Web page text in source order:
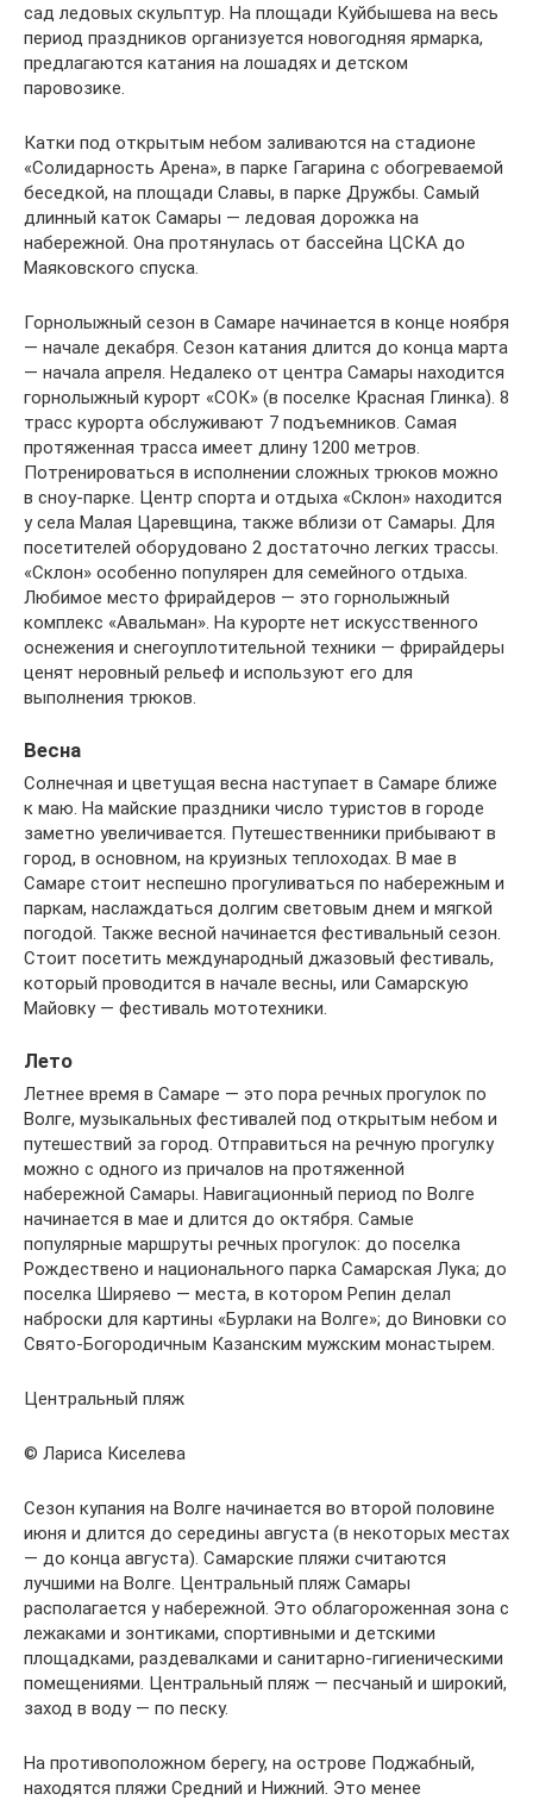
сад ледовых скульптур. На площади Куйбышева на весь
период праздников организуется новогодняя ярмарка,
предлагаются катания на лошадях и детском
паровозике.
Катки под открытым небом заливаются на стадионе
«Солидарность Арена», в парке Гагарина с обогреваемой
беседкой, на площади Славы, в парке Дружбы. Самый
длинный каток Самары — ледовая дорожка на
набережной. Она протянулась от бассейна ЦСКА до
Маяковского спуска.
Горнолыжный сезон в Самаре начинается в конце ноября
— начале декабря. Сезон катания длится до конца марта
— начала апреля. Недалеко от центра Самары находится
горнолыжный курорт «СОК» (в поселке Красная Глинка). 8
трасс курорта обслуживают 7 подъемников. Самая
протяженная трасса имеет длину 1200 метров.
Потренироваться в исполнении сложных трюков можно
в сноу-парке. Центр спорта и отдыха «Склон» находится
у села Малая Царевщина, также вблизи от Самары. Для
посетителей оборудовано 2 достаточно легких трассы.
«Склон» особенно популярен для семейного отдыха.
Любимое место фрирайдеров — это горнолыжный
комплекс «Авальман». На курорте нет искусственного
оснежения и снегоуплотительной техники — фрирайдеры
ценят неровный рельеф и используют его для
выполнения трюков.
Весна
Солнечная и цветущая весна наступает в Самаре ближе
к маю. На майские праздники число туристов в городе
заметно увеличивается. Путешественники прибывают в
город, в основном, на круизных теплоходах. В мае в
Самаре стоит неспешно прогуливаться по набережным и
паркам, наслаждаться долгим световым днем и мягкой
погодой. Также весной начинается фестивальный сезон.
Стоит посетить международный джазовый фестиваль,
который проводится в начале весны, или Самарскую
Майовку — фестиваль мототехники.
Лето
Летнее время в Самаре — это пора речных прогулок по
Волге, музыкальных фестивалей под открытым небом и
путешествий за город. Отправиться на речную прогулку
можно с одного из причалов на протяженной
набережной Самары. Навигационный период по Волге
начинается в мае и длится до октября. Самые
популярные маршруты речных прогулок: до поселка
Рождествено и национального парка Самарская Лука; до
поселка Ширяево — места, в котором Репин делал
наброски для картины «Бурлаки на Волге»; до Виновки со
Свято-Богородичным Казанским мужским монастырем.
Центральный пляж
© Лариса Киселева
Сезон купания на Волге начинается во второй половине
июня и длится до середины августа (в некоторых местах
— до конца августа). Самарские пляжи считаются
лучшими на Волге. Центральный пляж Самары
располагается у набережной. Это облагороженная зона с
лежаками и зонтиками, спортивными и детскими
площадками, раздевалками и санитарно-гигиеническими
помещениями. Центральный пляж — песчаный и широкий,
заход в воду — по песку.
На противоположном берегу, на острове Поджабный,
находятся пляжи Средний и Нижний. Это менее